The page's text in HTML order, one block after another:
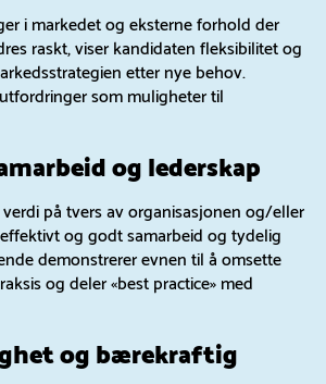
i markedet og eksterne forhold der
raskt, viser kandidaten fleksibilitet og
etter nye behov.
som muligheter til
og lederskap
på tvers av organisasjonen og/eller
og godt samarbeid og tydelig
demonstrerer evnen til å omsette
og deler «best practice» med
og bærekraftig